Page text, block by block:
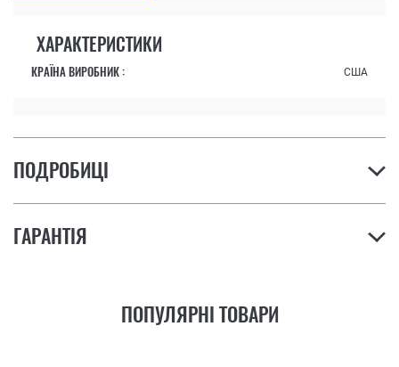
ХАРАКТЕРИСТИКИ
КРАЇНА ВИРОБНИК : США
ПОДРОБИЦІ
ГАРАНТІЯ
ПОПУЛЯРНІ ТОВАРИ